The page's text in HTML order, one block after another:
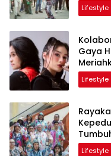
Lifestyle
Gaya
Lifestyle
Where
Lifestyle